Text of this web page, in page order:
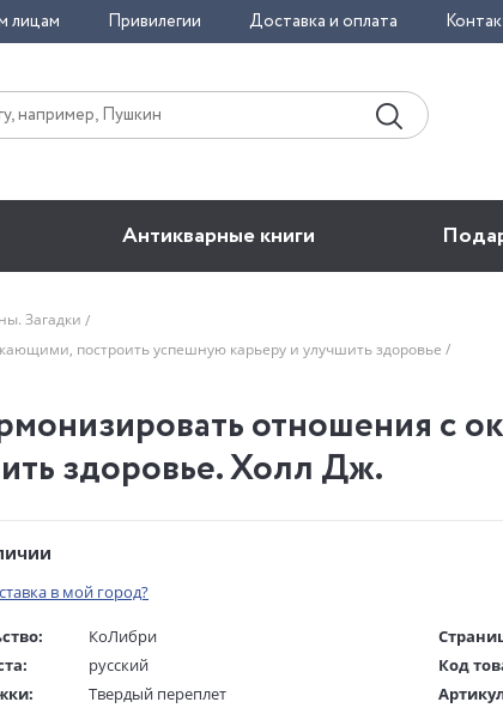
лицам Привилегии Доставка и оплата
Антикварные книги
Загадки
построить успешную карьеру и улучшить здоровье
отношения с
здоровье. Холл Дж.
в мой город?
КоЛибри
русский
Твердый переплет
Код